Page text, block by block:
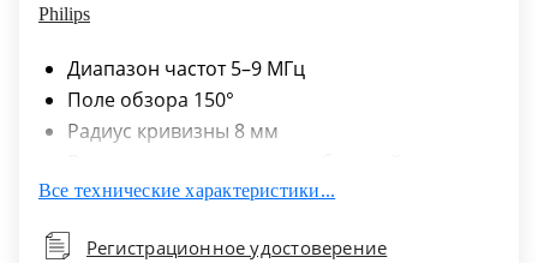
Philips
Диапазон частот 5–9 МГц
Поле обзора 150°
Радиус кривизны 8 мм
направляющих
Все технические характеристики...
Регистрационное удостоверение